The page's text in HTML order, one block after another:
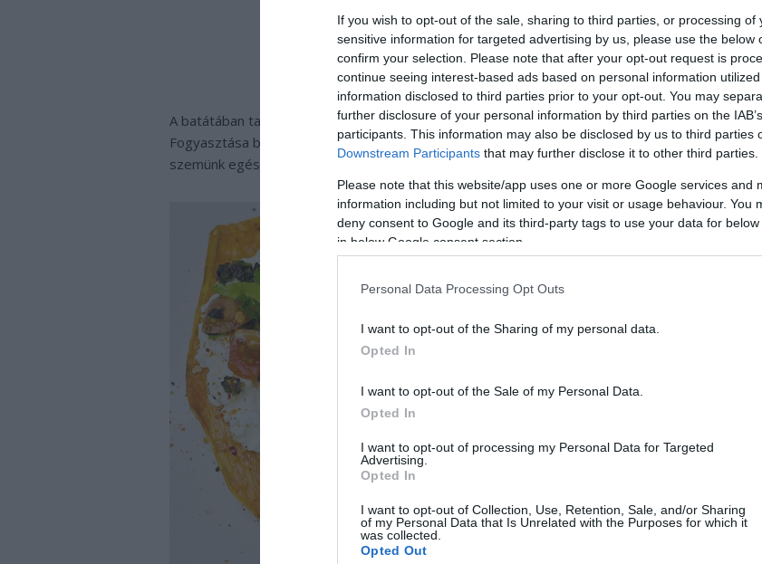
If you wish to opt-out of the sale, sharing to third parties, or processing of
sensitive information for targeted advertising by us, please use the below
confirm your selection. Please note that after your opt-out request is
continue seeing interest-based ads based on personal information
information disclosed to third parties prior to your opt-out. You may
further disclosure of your personal information by third parties on the
participants. This information may also be disclosed by us to third parties
Downstream Participants that may further disclose it to other third parties.
Please note that this website/app uses one or more Google services and
information including but not limited to your visit or usage behaviour. You
deny consent to Google and its third-party tags to use your data for
in below Google consent section.
Personal Data Processing Opt Outs
I want to opt-out of the Sharing of my personal data.
Opted In
I want to opt-out of the Sale of my Personal Data.
Opted In
I want to opt-out of processing my Personal Data for Targeted
Advertising.
Opted In
I want to opt-out of Collection, Use, Retention, Sale, and/or Sharing
of my Personal Data that Is Unrelated with the Purposes for which it
was collected.
Opted Out
A batátában található rostok a beleinknek és az egész emésztőrendszerünknek jót tesznek.
Fogyasztása bizonyos ráktípusok kockázatát is csökkenti. A benne található béta-karotin a
szemünk egészségét is megőrzi. Serkenti az agyműködést, támogatja az immunrendszert.